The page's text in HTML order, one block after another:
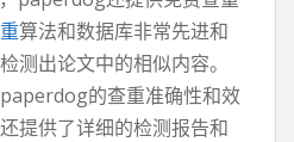
算法和数据库非常先进和
测出论文中的相似内容。
的查重准确性和效
提供了详细的检测报告和